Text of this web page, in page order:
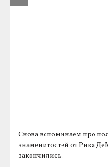
Снова вспоминаем про
знаменитостей от Рика
закончились.